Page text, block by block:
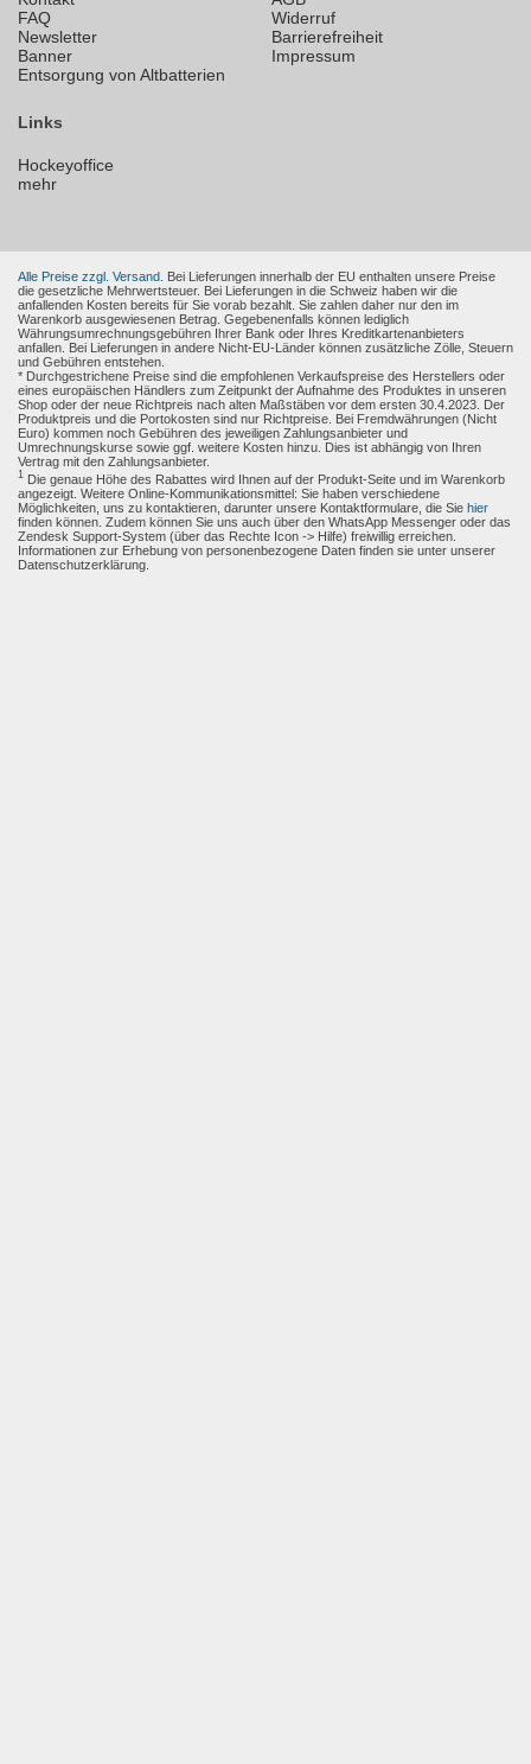
FAQ
Newsletter
Banner
Entsorgung von Altbatterien
Widerruf
Barrierefreiheit
Impressum
Links
Hockeyoffice
mehr
Alle Preise zzgl. Versand. Bei Lieferungen innerhalb der EU enthalten unsere Preise
die gesetzliche Mehrwertsteuer. Bei Lieferungen in die Schweiz haben wir die
anfallenden Kosten bereits für Sie vorab bezahlt. Sie zahlen daher nur den im
Warenkorb ausgewiesenen Betrag. Gegebenenfalls können lediglich
Währungsumrechnungsgebühren Ihrer Bank oder Ihres Kreditkartenanbieters
anfallen. Bei Lieferungen in andere Nicht-EU-Länder können zusätzliche Zölle, Steuern
und Gebühren entstehen.
* Durchgestrichene Preise sind die empfohlenen Verkaufspreise des Herstellers oder
eines europäischen Händlers zum Zeitpunkt der Aufnahme des Produktes in unseren
Shop oder der neue Richtpreis nach alten Maßstäben vor dem ersten 30.4.2023. Der
Produktpreis und die Portokosten sind nur Richtpreise. Bei Fremdwährungen (Nicht
Euro) kommen noch Gebühren des jeweiligen Zahlungsanbieter und
Umrechnungskurse sowie ggf. weitere Kosten hinzu. Dies ist abhängig von Ihren
Vertrag mit den Zahlungsanbieter.
1 Die genaue Höhe des Rabattes wird Ihnen auf der Produkt-Seite und im Warenkorb
angezeigt. Weitere Online-Kommunikationsmittel: Sie haben verschiedene
Möglichkeiten, uns zu kontaktieren, darunter unsere Kontaktformulare, die Sie hier
finden können. Zudem können Sie uns auch über den WhatsApp Messenger oder das
Zendesk Support-System (über das Rechte Icon -> Hilfe) freiwillig erreichen.
Informationen zur Erhebung von personenbezogene Daten finden sie unter unserer
Datenschutzerklärung.